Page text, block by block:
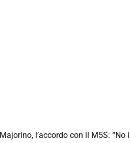
Majorino, l’accordo con il M5S: